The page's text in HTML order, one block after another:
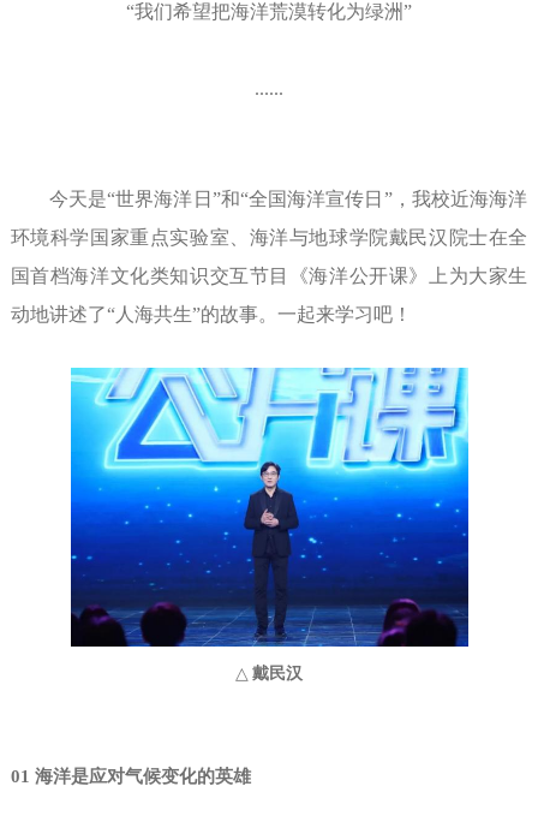
“我们希望把海洋荒漠转化为绿洲”
......
今天是“世界海洋日”和“全国海洋宣传日”，我校近海海洋
环境科学国家重点实验室、海洋与地球学院戴民汉院士在全
国首档海洋文化类知识交互节目《海洋公开课》上为大家生
动地讲述了“人海共生”的故事。一起来学习吧！
△ 戴民汉
01 海洋是应对气候变化的英雄